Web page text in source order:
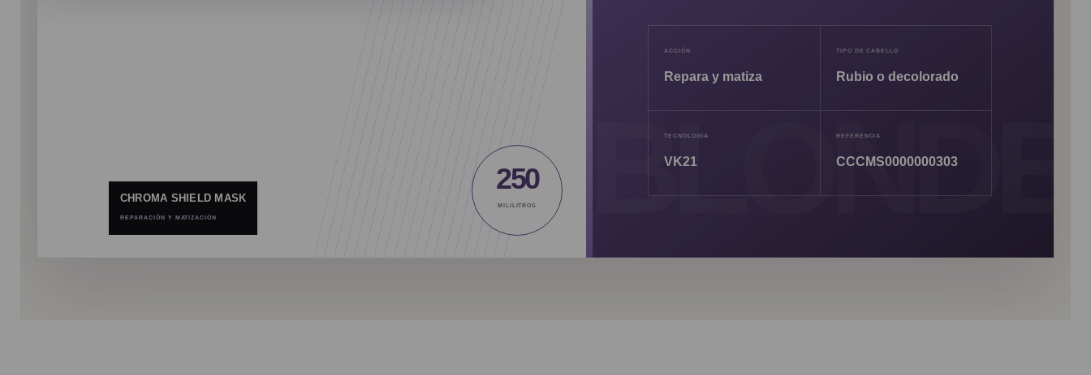
CHROMA SHIELD MASK
REPARACIÓN Y MATIZACIÓN
250
MILILITROS
ACCIÓN
Repara y matiza
TIPO DE CABELLO
Rubio o decolorado
TECNOLOGÍA
VK21
REFERENCIA
CCCMS0000000303